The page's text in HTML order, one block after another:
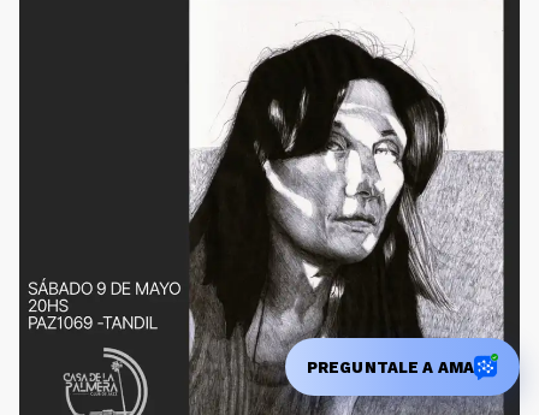
PREGUNTALE A AMA